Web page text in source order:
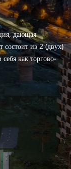
дающая
из 2 (двух)
как торгово-